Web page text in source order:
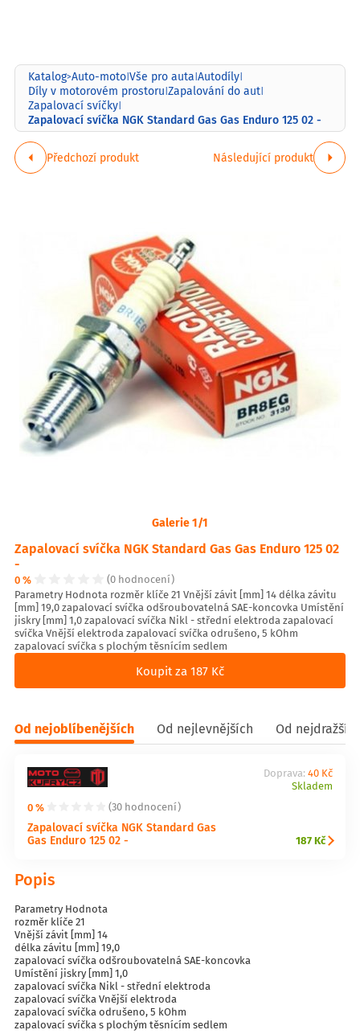
Katalog>Auto-moto|Vše pro auta|Autodíly|
Díly v motorovém prostoru|Zapalování do aut|
Zapalovací svíčky|
Zapalovací svíčka NGK Standard Gas Gas Enduro 125 02 -
Předchozí produkt Následující produkt
Galerie 1/1
Zapalovací svíčka NGK Standard Gas Gas Enduro 125 02
-
0 %
(0 hodnocení)
Parametry Hodnota rozměr klíče 21 Vnější závit [mm] 14 délka závitu
[mm] 19,0 zapalovací svíčka odšroubovatelná SAE-koncovka Umístění
jiskry [mm] 1,0 zapalovací svíčka Nikl - střední elektroda zapalovací
svíčka Vnější elektroda zapalovací svíčka odrušeno, 5 kOhm
zapalovací svíčka s plochým těsnícím sedlem
Koupit za 187 Kč
Od nejoblíbenějších Od nejlevnějších Od
0 % (30 hodnocení)
Zapalovací svíčka NGK Standard Gas
Gas Enduro 125 02 -
Doprava: 40 Kč
Skladem
187 Kč
Popis
Parametry Hodnota
rozměr klíče 21
Vnější závit [mm] 14
délka závitu [mm] 19,0
zapalovací svíčka odšroubovatelná SAE-koncovka
Umístění jiskry [mm] 1,0
zapalovací svíčka Nikl - střední elektroda
zapalovací svíčka Vnější elektroda
zapalovací svíčka odrušeno, 5 kOhm
zapalovací svíčka s plochým těsnícím sedlem